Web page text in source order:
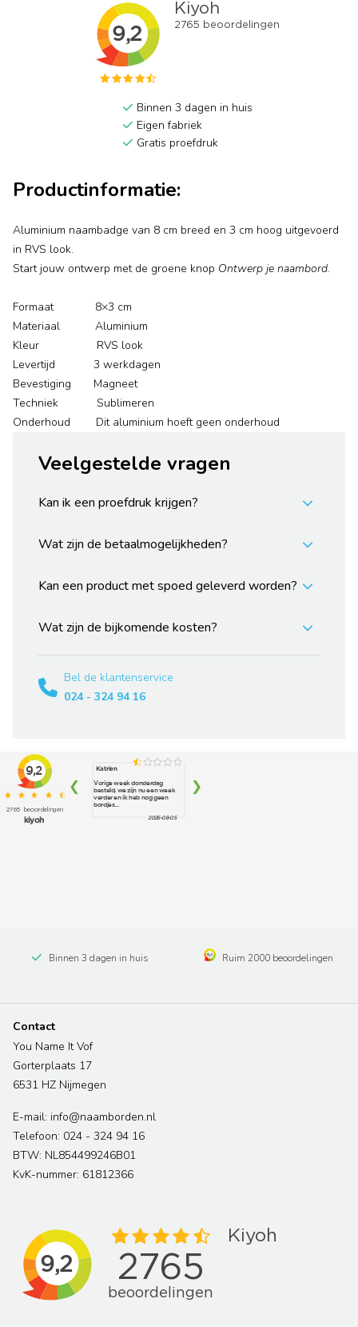
Binnen 3 dagen in huis
Eigen fabriek
Gratis proefdruk
Productinformatie:
Aluminium naambadge van 8 cm breed en 3 cm hoog uitgevoerd
in RVS look.
Start jouw ontwerp met de groene knop Ontwerp je naambord.
Formaat 8×3 cm
Materiaal Aluminium
Kleur RVS look
Levertijd 3 werkdagen
Bevestiging Magneet
Techniek Sublimeren
Onderhoud Dit aluminium hoeft geen onderhoud
Veelgestelde vragen
Kan ik een proefdruk krijgen?
Wat zijn de betaalmogelijkheden?
Kan een product met spoed geleverd worden?
Wat zijn de bijkomende kosten?
Bel de klantenservice
024 - 324 94 16
Binnen 3 dagen in huis Ruim 2000 beoordelingen
Contact
You Name It Vof
Gorterplaats 17
6531 HZ Nijmegen
E-mail: info@naamborden.nl
Telefoon: 024 - 324 94 16
BTW: NL854499246B01
KvK-nummer: 61812366